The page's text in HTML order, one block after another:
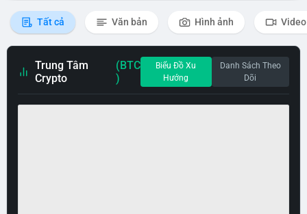
Tất cả Văn bản Hình ảnh Video
Trung Tâm
Crypto
(BTC
)
Biểu Đồ Xu
Hướng
Danh Sách Theo
Dõi